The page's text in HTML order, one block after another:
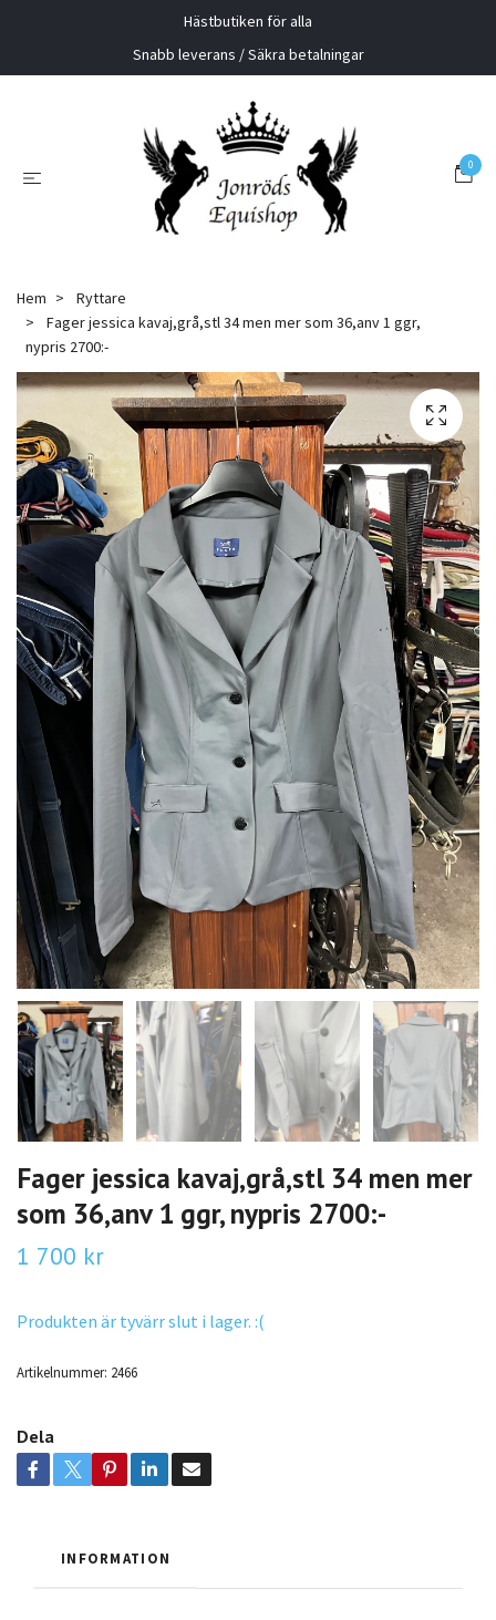
Hästbutiken för alla
Snabb leverans / Säkra betalningar
0
Hem
Ryttare
Fager jessica kavaj,grå,stl 34 men mer som 36,anv 1 ggr,
nypris 2700:-
Fager jessica kavaj,grå,stl 34 men mer
som 36,anv 1 ggr, nypris 2700:-
1 700 kr
Produkten är tyvärr slut i lager. :(
Artikelnummer: 2466
Dela
INFORMATION